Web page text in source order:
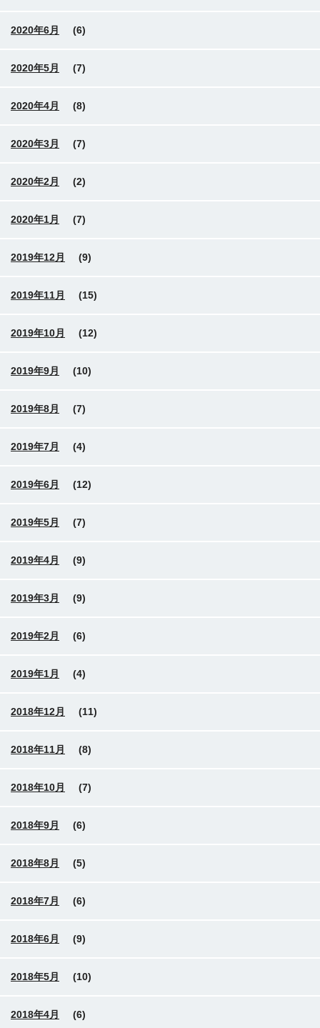
2020年6月 (6)
2020年5月 (7)
2020年4月 (8)
2020年3月 (7)
2020年2月 (2)
2020年1月 (7)
2019年12月 (9)
2019年11月 (15)
2019年10月 (12)
2019年9月 (10)
2019年8月 (7)
2019年7月 (4)
2019年6月 (12)
2019年5月 (7)
2019年4月 (9)
2019年3月 (9)
2019年2月 (6)
2019年1月 (4)
2018年12月 (11)
2018年11月 (8)
2018年10月 (7)
2018年9月 (6)
2018年8月 (5)
2018年7月 (6)
2018年6月 (9)
2018年5月 (10)
2018年4月 (6)